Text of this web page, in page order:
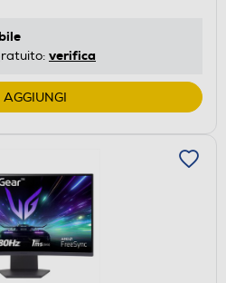
verifica
AGGIUNGI